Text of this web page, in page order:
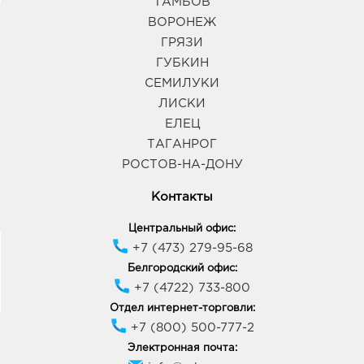
9:00 - 20:00
394018, Воронежская обл, г Воронеж, ул
Кольцовская, д. 35
График работы: 10:00 - 22:00
Воронеж Арена: руб.
График работы:
Воронеж Северный: руб.
394077, Воронежская обл, г Воронеж, ул Маршала
Жукова, д. 1
ТАМБОВ
ВОРОНЕЖ
ГРЯЗИ
ГУБКИН
СЕМИЛУКИ
ЛИСКИ
ЕЛЕЦ
ТАГАНРОГ
РОСТОВ-НА-ДОНУ
Контакты
Центральный офис:
+7 (473) 279-95-68
Белгородский офис:
+7 (4722) 733-800
Отдел интернет-торговли:
+7 (800) 500-777-2
Электронная почта: